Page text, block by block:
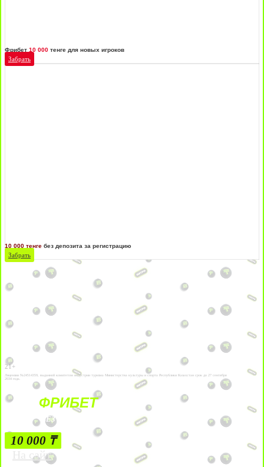
Фрибет 10 000 тенге для новых игроков
Забрать
10 000 тенге без депозита за регистрацию
Забрать
21+
Лицензии №24514359, выданной комитетом индустрии туризма Министерства культуры и спорта Республики Казахстан срок до 27 сентября
2034 года.
ФРИБЕТ
БЕЗ УСЛОВИЙ
10 000 ₸
На сайт